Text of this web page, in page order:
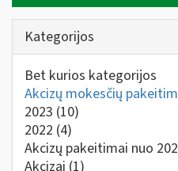
Kategorijos
Bet kurios kategorijos
Akcizų mokesčių
2023 (10)
2022 (4)
Akcizų pakeitimai nuo
Akcizai (1)